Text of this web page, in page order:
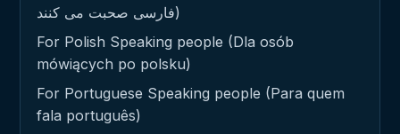
فارسی صحبت می کنند)
For Polish Speaking people (Dla osób
mówiących po polsku)
For Portuguese Speaking people (Para quem
fala português)